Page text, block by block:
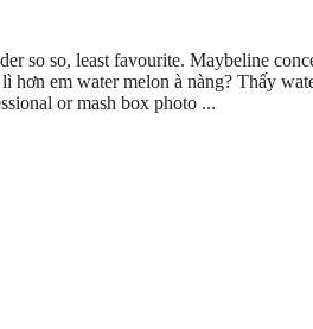
so so, least favourite. Maybeline
em water melon à nàng? Thấy
or mash box photo ...